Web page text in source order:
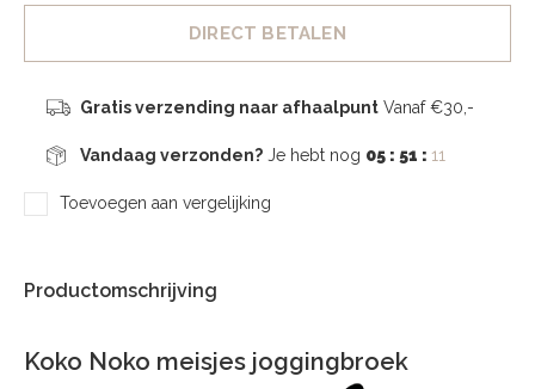
DIRECT BETALEN
Gratis verzending naar afhaalpuntVanaf €30,-
Vandaag verzonden?Je hebt nog 05 : 51 : 10
Toevoegen aan vergelijking
Productomschrijving
Koko Noko meisjes joggingbroek